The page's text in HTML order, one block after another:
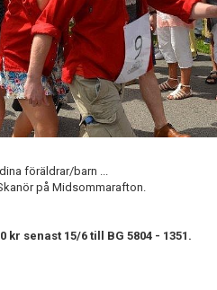
föräldrar/barn ...
på Midsommarafton.
senast 15/6 till BG 5804 - 1351.